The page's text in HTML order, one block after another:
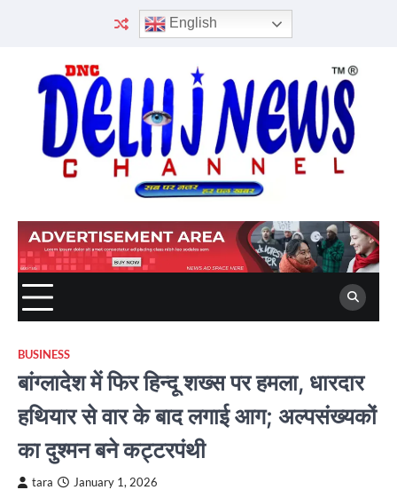
English
BUSINESS
बांग्लादेश में फिर हिन्दू शख्स पर हमला, धारदार
हथियार से वार के बाद लगाई आग; अल्पसंख्यकों
का दुश्मन बने कट्टरपंथी
tara January 1, 2026